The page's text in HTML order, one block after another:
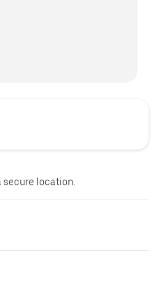
secure location.